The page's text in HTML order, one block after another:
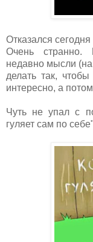
Отказался
Очень странно.
недавно мысли (на
делать так,
интересно, а
Чуть не упал с
гуляет сам по себе"